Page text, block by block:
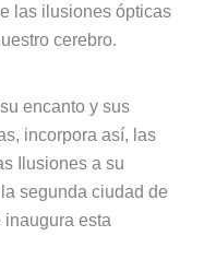
las ilusiones ópticas
cerebro.
encanto y sus
incorpora así, las
Ilusiones a su
segunda ciudad de
inaugura esta